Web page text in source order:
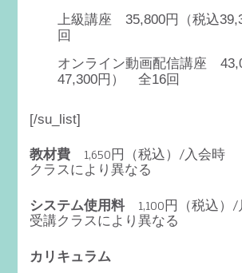
上級講座 35,800円（税込
回
オンライン動画配信講座
47,300円） 全16回
[/su_list]
教材費 1,650円（税込）/入会時
クラスにより異なる
システム使用料1,100円（税込）/
受講クラスにより異なる
カリキュラム